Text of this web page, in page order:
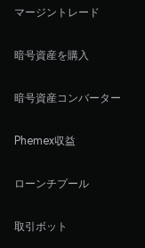
マージントレード
暗号資産を購入
暗号資産コンバーター
Phemex収益
ローンチプール
取引ボット